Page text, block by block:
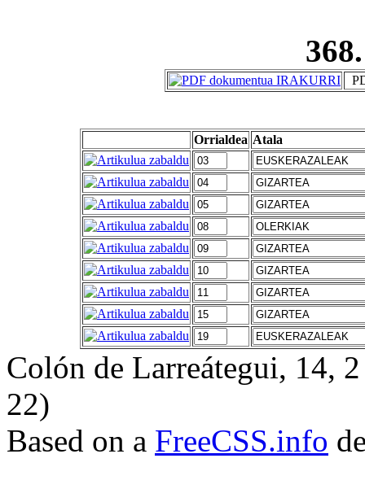
Orrialdea Atala
Colón de Larreátegui, 14,
22)
Based on a FreeCSS.info